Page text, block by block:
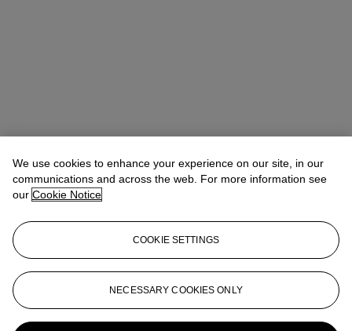
Valérie DidierHead of Department
vdidier@christies.com+33 (0) 1 40 76 84 32
More from20/21 CENTURY ART - Day
We use cookies to enhance your experience on our site, in our
communications and across the web. For more information see
our Cookie Notice
COOKIE SETTINGS
NECESSARY COOKIES ONLY